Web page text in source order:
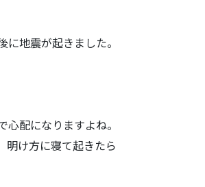
に地震が起きました。
心配になりますよね。
明け方に寝て起きたら